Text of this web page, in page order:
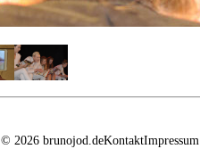
© 2026 brunojod.deKontaktImpressum